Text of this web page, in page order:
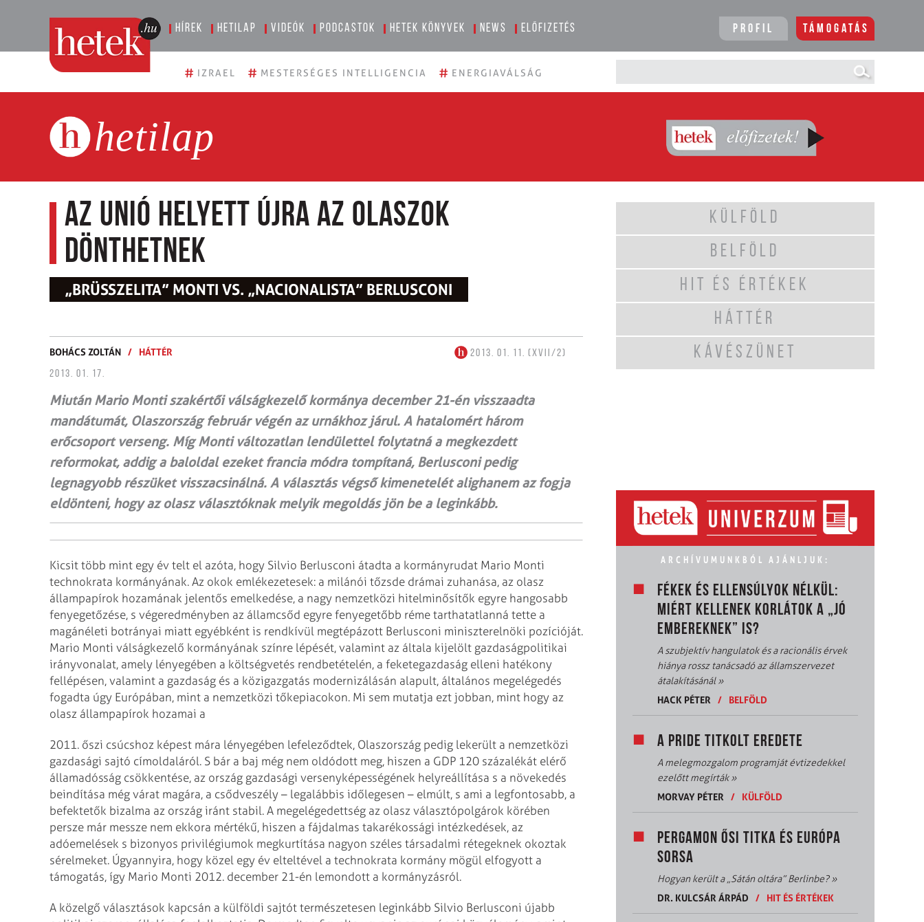
Hírek Hetilap Videók Podcastok Hetek könyvek News Előfizetés Profil Támogatás
# IZRAEL # MESTERSÉGES INTELLIGENCIA # ENERGIAVÁLSÁG
hetilap
Az unió helyett újra az olaszok
dönthetnek
„BRÜSSZELITA” MONTI VS. „NACIONALISTA” BERLUSCONI
BOHÁCS ZOLTÁN / HÁTTÉR
2013. 01. 11. (XVII/2)
2013. 01. 17.
Miután Mario Monti szakértői válságkezelő kormánya december 21-én visszaadta
mandátumát, Olaszország február végén az urnákhoz járul. A hatalomért három
erőcsoport verseng. Míg Monti változatlan lendülettel folytatná a megkezdett
reformokat, addig a baloldal ezeket francia módra tompítaná, Berlusconi pedig
legnagyobb részüket visszacsinálná. A választás végső kimenetelét alighanem az fogja
eldönteni, hogy az olasz választóknak melyik megoldás jön be a leginkább.
Kicsit több mint egy év telt el azóta, hogy Silvio Berlusconi átadta a kormányrudat Mario Monti
technokrata kormányának. Az okok emlékezetesek: a milánói tőzsde drámai zuhanása, az olasz
állampapírok hozamának jelentős emelkedése, a nagy nemzetközi hitelminősítők egyre hangosabb
fenyegetőzése, s végeredményben az államcsőd egyre fenyegetőbb réme tarthatatlanná tette a
magánéleti botrányai miatt egyébként is rendkívül megtépázott Berlusconi miniszterelnöki pozícióját.
Mario Monti válságkezelő kormányának színre lépését, valamint az általa kijelölt gazdaságpolitikai
irányvonalat, amely lényegében a költségvetés rendbetételén, a feketegazdaság elleni hatékony
fellépésen, valamint a gazdaság és a közigazgatás modernizálásán alapult, általános megelégedés
fogadta úgy Európában, mint a nemzetközi tőkepiacokon. Mi sem mutatja ezt jobban, mint hogy az
olasz állampapírok hozamai a
2011. őszi csúcshoz képest mára lényegében lefeleződtek, Olaszország pedig lekerült a nemzetközi
gazdasági sajtó címoldaláról. S bár a baj még nem oldódott meg, hiszen a GDP 120 százalékát elérő
államadósság csökkentése, az ország gazdasági versenyképességének helyreállítása s a növekedés
beindítása még várat magára, a csődveszély – legalábbis időlegesen – elmúlt, s ami a legfontosabb, a
befektetők bizalma az ország iránt stabil. A megelégedettség az olasz választópolgárok körében
persze már messze nem ekkora mértékű, hiszen a fájdalmas takarékossági intézkedések, az
adóemelések s bizonyos privilégiumok megkurtítása nagyon széles társadalmi rétegeknek okoztak
sérelmeket. Úgyannyira, hogy közel egy év elteltével a technokrata kormány mögül elfogyott a
támogatás, így Mario Monti 2012. december 21-én lemondott a kormányzásról.
A közelgő választások kapcsán a külföldi sajtót természetesen leginkább Silvio Berlusconi újabb
KÜLFÖLD
BELFÖLD
HIT ÉS ÉRTÉKEK
HÁTTÉR
KÁVÉSZÜNET
ARCHÍVUMUNKBÓL AJÁNLJUK:
FÉKEK ÉS ELLENSÚLYOK NÉLKÜL:
MIÉRT KELLENEK KORLÁTOK A „JÓ
EMBEREKNEK” IS?
A szubjektív hangulatok és a racionális érvek
hiánya rossz tanácsadó az államszervezet
átalakításánál»
HACK PÉTER
/ BELFÖLD
A PRIDE TITKOLT EREDETE
A melegmozgalom programját évtizedekkel
ezelőtt megírták»
MORVAY PÉTER
/ KÜLFÖLD
PERGAMON ŐSI TITKA ÉS EURÓPA
SORSA
Hogyan került a „Sátán oltára” Berlinbe?»
DR. KULCSÁR ÁRPÁD
/ HIT ÉS ÉRTÉKEK